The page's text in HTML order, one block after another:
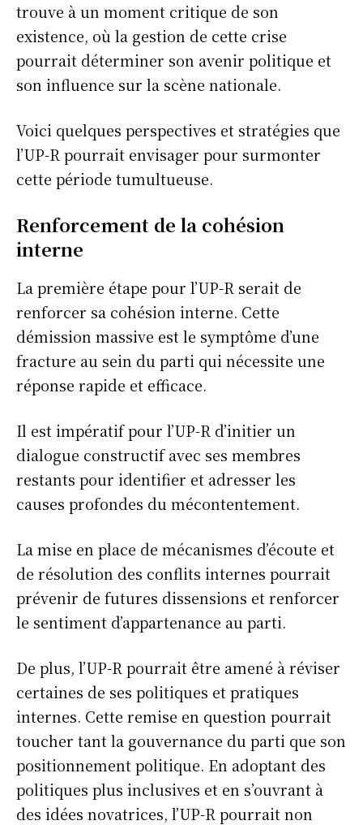
S'ABONNER
Info Du Net
S’abonner pour plus de contenus
Mon compte
Plan du site
Afrique
Europe
Asie
trouve à un moment critique de son
existence, où la gestion de cette crise
pourrait déterminer son avenir politique et
son influence sur la scène nationale.
Voici quelques perspectives et stratégies que
l’UP-R pourrait envisager pour surmonter
cette période tumultueuse.
Renforcement de la cohésion
interne
La première étape pour l’UP-R serait de
renforcer sa cohésion interne. Cette
démission massive est le symptôme d’une
fracture au sein du parti qui nécessite une
réponse rapide et efficace.
Il est impératif pour l’UP-R d’initier un
dialogue constructif avec ses membres
restants pour identifier et adresser les
causes profondes du mécontentement.
La mise en place de mécanismes d’écoute et
de résolution des conflits internes pourrait
prévenir de futures dissensions et renforcer
le sentiment d’appartenance au parti.
De plus, l’UP-R pourrait être amené à réviser
certaines de ses politiques et pratiques
internes. Cette remise en question pourrait
toucher tant la gouvernance du parti que son
positionnement politique. En adoptant des
politiques plus inclusives et en s’ouvrant à
des idées novatrices, l’UP-R pourrait non